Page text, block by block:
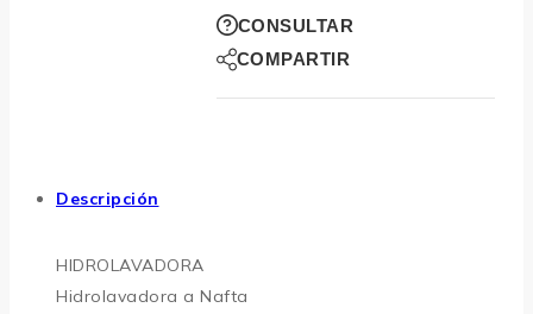
CONSULTAR
COMPARTIR
Descripción
HIDROLAVADORA
Hidrolavadora a Nafta